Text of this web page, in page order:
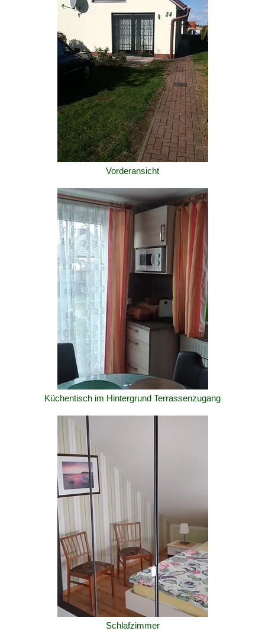
Vorderansicht
Küchentisch im Hintergrund Terrassenzugang
Schlafzimmer